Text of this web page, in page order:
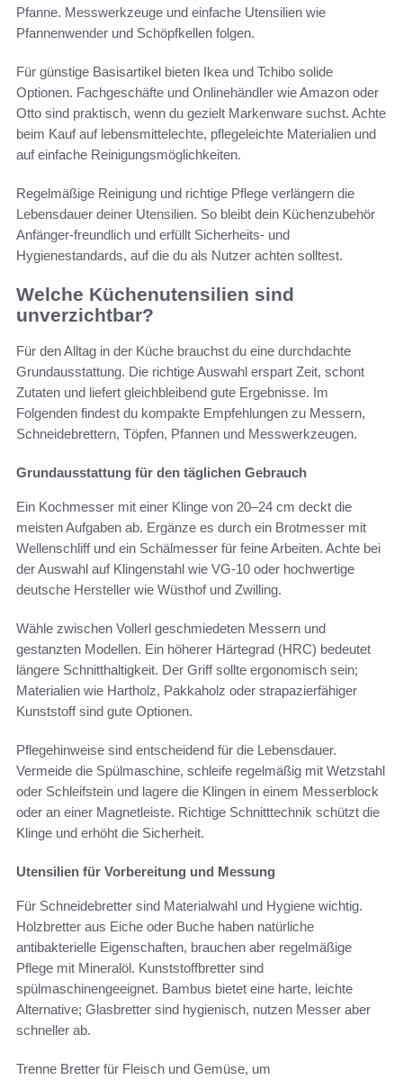
Pfanne. Messwerkzeuge und einfache Utensilien wie
Pfannenwender und Schöpfkellen folgen.
Für günstige Basisartikel bieten Ikea und Tchibo solide
Optionen. Fachgeschäfte und Onlinehändler wie Amazon oder
Otto sind praktisch, wenn du gezielt Markenware suchst. Achte
beim Kauf auf lebensmittelechte, pflegeleichte Materialien und
auf einfache Reinigungsmöglichkeiten.
Regelmäßige Reinigung und richtige Pflege verlängern die
Lebensdauer deiner Utensilien. So bleibt dein Küchenzubehör
Anfänger-freundlich und erfüllt Sicherheits- und
Hygienestandards, auf die du als Nutzer achten solltest.
Welche Küchenutensilien sind
unverzichtbar?
Für den Alltag in der Küche brauchst du eine durchdachte
Grundausstattung. Die richtige Auswahl erspart Zeit, schont
Zutaten und liefert gleichbleibend gute Ergebnisse. Im
Folgenden findest du kompakte Empfehlungen zu Messern,
Schneidebrettern, Töpfen, Pfannen und Messwerkzeugen.
Grundausstattung für den täglichen Gebrauch
Ein Kochmesser mit einer Klinge von 20–24 cm deckt die
meisten Aufgaben ab. Ergänze es durch ein Brotmesser mit
Wellenschliff und ein Schälmesser für feine Arbeiten. Achte bei
der Auswahl auf Klingenstahl wie VG-10 oder hochwertige
deutsche Hersteller wie Wüsthof und Zwilling.
Wähle zwischen Vollerl geschmiedeten Messern und
gestanzten Modellen. Ein höherer Härtegrad (HRC) bedeutet
längere Schnitthaltigkeit. Der Griff sollte ergonomisch sein;
Materialien wie Hartholz, Pakkaholz oder strapazierfähiger
Kunststoff sind gute Optionen.
Pflegehinweise sind entscheidend für die Lebensdauer.
Vermeide die Spülmaschine, schleife regelmäßig mit Wetzstahl
oder Schleifstein und lagere die Klingen in einem Messerblock
oder an einer Magnetleiste. Richtige Schnitttechnik schützt die
Klinge und erhöht die Sicherheit.
Utensilien für Vorbereitung und Messung
Für Schneidebretter sind Materialwahl und Hygiene wichtig.
Holzbretter aus Eiche oder Buche haben natürliche
antibakterielle Eigenschaften, brauchen aber regelmäßige
Pflege mit Mineralöl. Kunststoffbretter sind
spülmaschinengeeignet. Bambus bietet eine harte, leichte
Alternative; Glasbretter sind hygienisch, nutzen Messer aber
schneller ab.
Trenne Bretter für Fleisch und Gemüse, um